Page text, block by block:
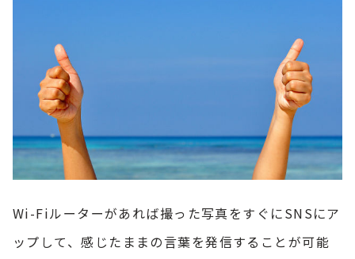
Wi-Fiルーターがあれば撮った写真をすぐにSNSにア
ップして、感じたままの言葉を発信することが可能